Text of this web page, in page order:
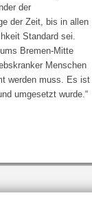
der
der Zeit, bis in allen
Standard sei.
Bremen-Mitte
Menschen
werden muss. Es ist
umgesetzt wurde.“